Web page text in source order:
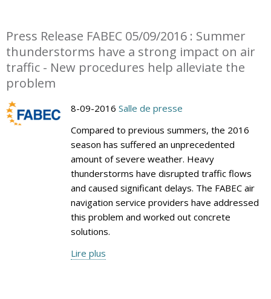
Press Release FABEC 05/09/2016 : Summer
thunderstorms have a strong impact on air
traffic - New procedures help alleviate the
problem
8-09-2016 Salle de presse
Compared to previous summers, the 2016
season has suffered an unprecedented
amount of severe weather. Heavy
thunderstorms have disrupted traffic flows
and caused significant delays. The FABEC air
navigation service providers have addressed
this problem and worked out concrete
solutions.
Lire plus